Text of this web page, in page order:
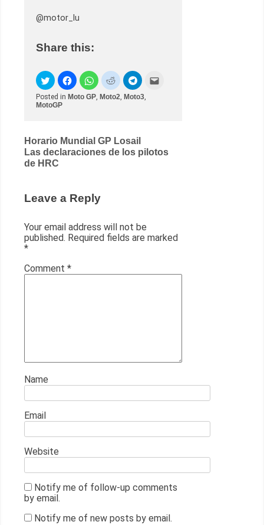
@motor_lu
Share this:
Posted in Moto GP, Moto2, Moto3,
MotoGP
Post
navigation
Horario Mundial GP Losail
Las declaraciones de los pilotos
de HRC
Leave a Reply
Your email address will not be
published. Required fields are marked
*
Comment *
Name
Email
Website
Notify me of follow-up comments
by email.
Notify me of new posts by email.